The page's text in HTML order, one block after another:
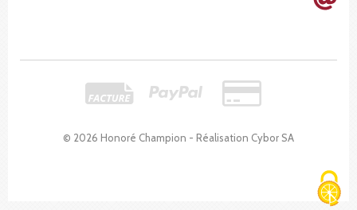
© 2026 Honoré Champion - Réalisation Cybor SA